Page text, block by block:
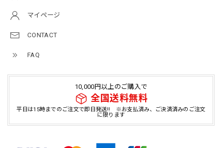
マイページ
CONTACT
FAQ
10,000円以上のご購入で
全国送料無料
平日は15時までのご注文で即日発送!! ※お支払済み、ご決済済みのご注文
に限ります